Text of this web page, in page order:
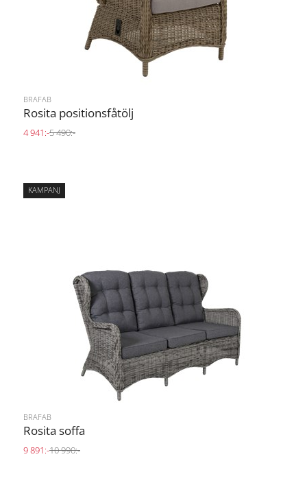
BRAFAB
Rosita positionsfåtölj
4 941:-5 490:-
KAMPANJ
BRAFAB
Rosita soffa
9 891:-10 990:-